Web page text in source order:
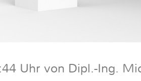
Uhr von Dipl.-Ing.